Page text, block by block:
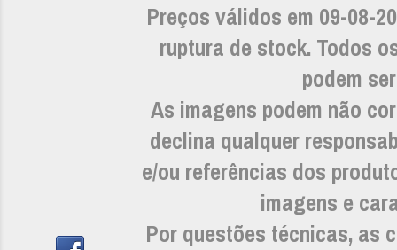
Preços válidos em 09-08-
ruptura de stock. Todos
podem
As imagens podem não
declina qualquer
e/ou referências dos
imagens e
Por questões técnicas, as